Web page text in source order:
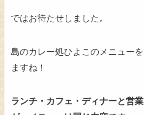
ではお待たせしました。
島のカレー処ひよこのメニュー
ますね！
ランチ・カフェ・ディナーと営